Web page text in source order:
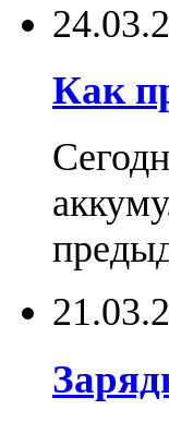
Как